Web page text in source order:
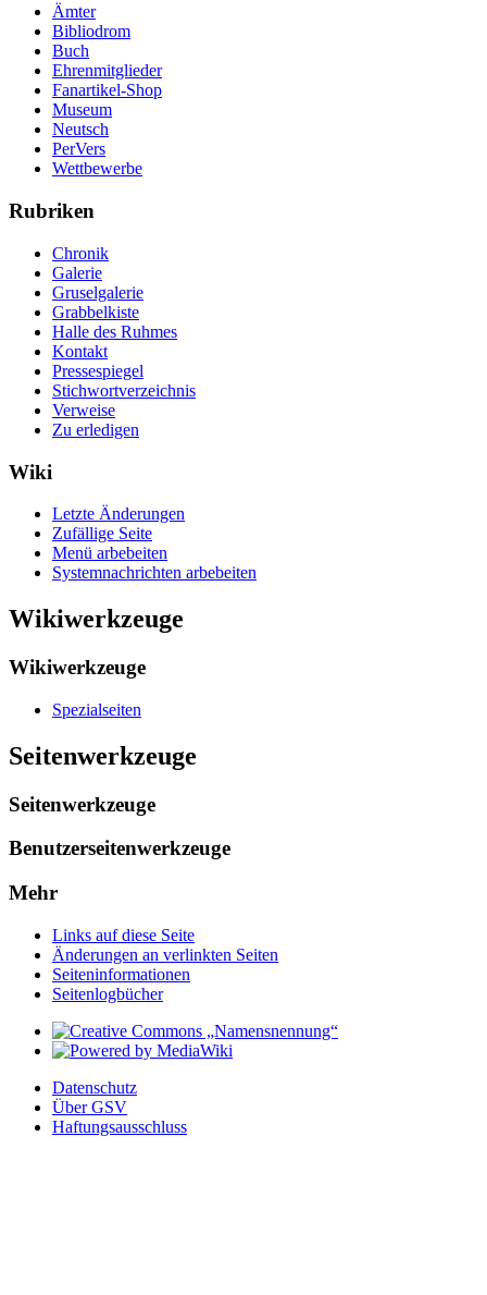
Ämter
Bibliodrom
Buch
Ehrenmitglieder
Fanartikel-Shop
Museum
Neutsch
PerVers
Wettbewerbe
Rubriken
Chronik
Galerie
Gruselgalerie
Grabbelkiste
Halle des Ruhmes
Kontakt
Pressespiegel
Stichwortverzeichnis
Verweise
Zu erledigen
Wiki
Letzte Änderungen
Zufällige Seite
Menü arbebeiten
Systemnachrichten arbebeiten
Wikiwerkzeuge
Wikiwerkzeuge
Spezialseiten
Seitenwerkzeuge
Seitenwerkzeuge
Benutzerseitenwerkzeuge
Mehr
Links auf diese Seite
Änderungen an verlinkten Seiten
Seiten­­informationen
Seitenlogbücher
Datenschutz
Über GSV
Haftungsausschluss